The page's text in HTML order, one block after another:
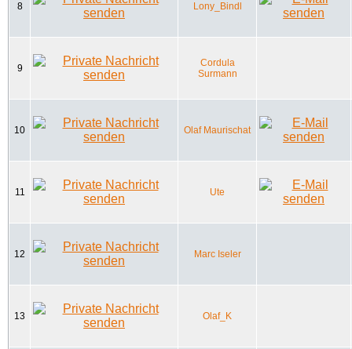
8 Lony_Bindl
9
Cordula
Surmann
10 Olaf Maurischat
11 Ute
12 Marc Iseler
13 Olaf_K